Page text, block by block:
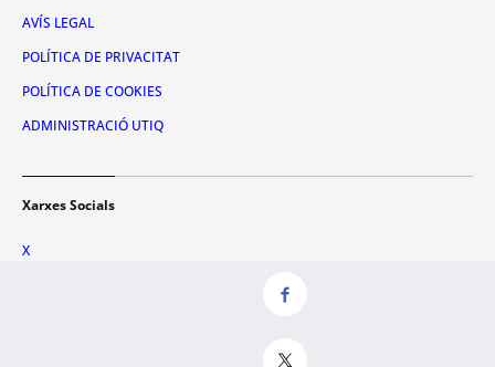
AVÍS LEGAL
POLÍTICA DE PRIVACITAT
POLÍTICA DE COOKIES
ADMINISTRACIÓ UTIQ
Xarxes Socials
X